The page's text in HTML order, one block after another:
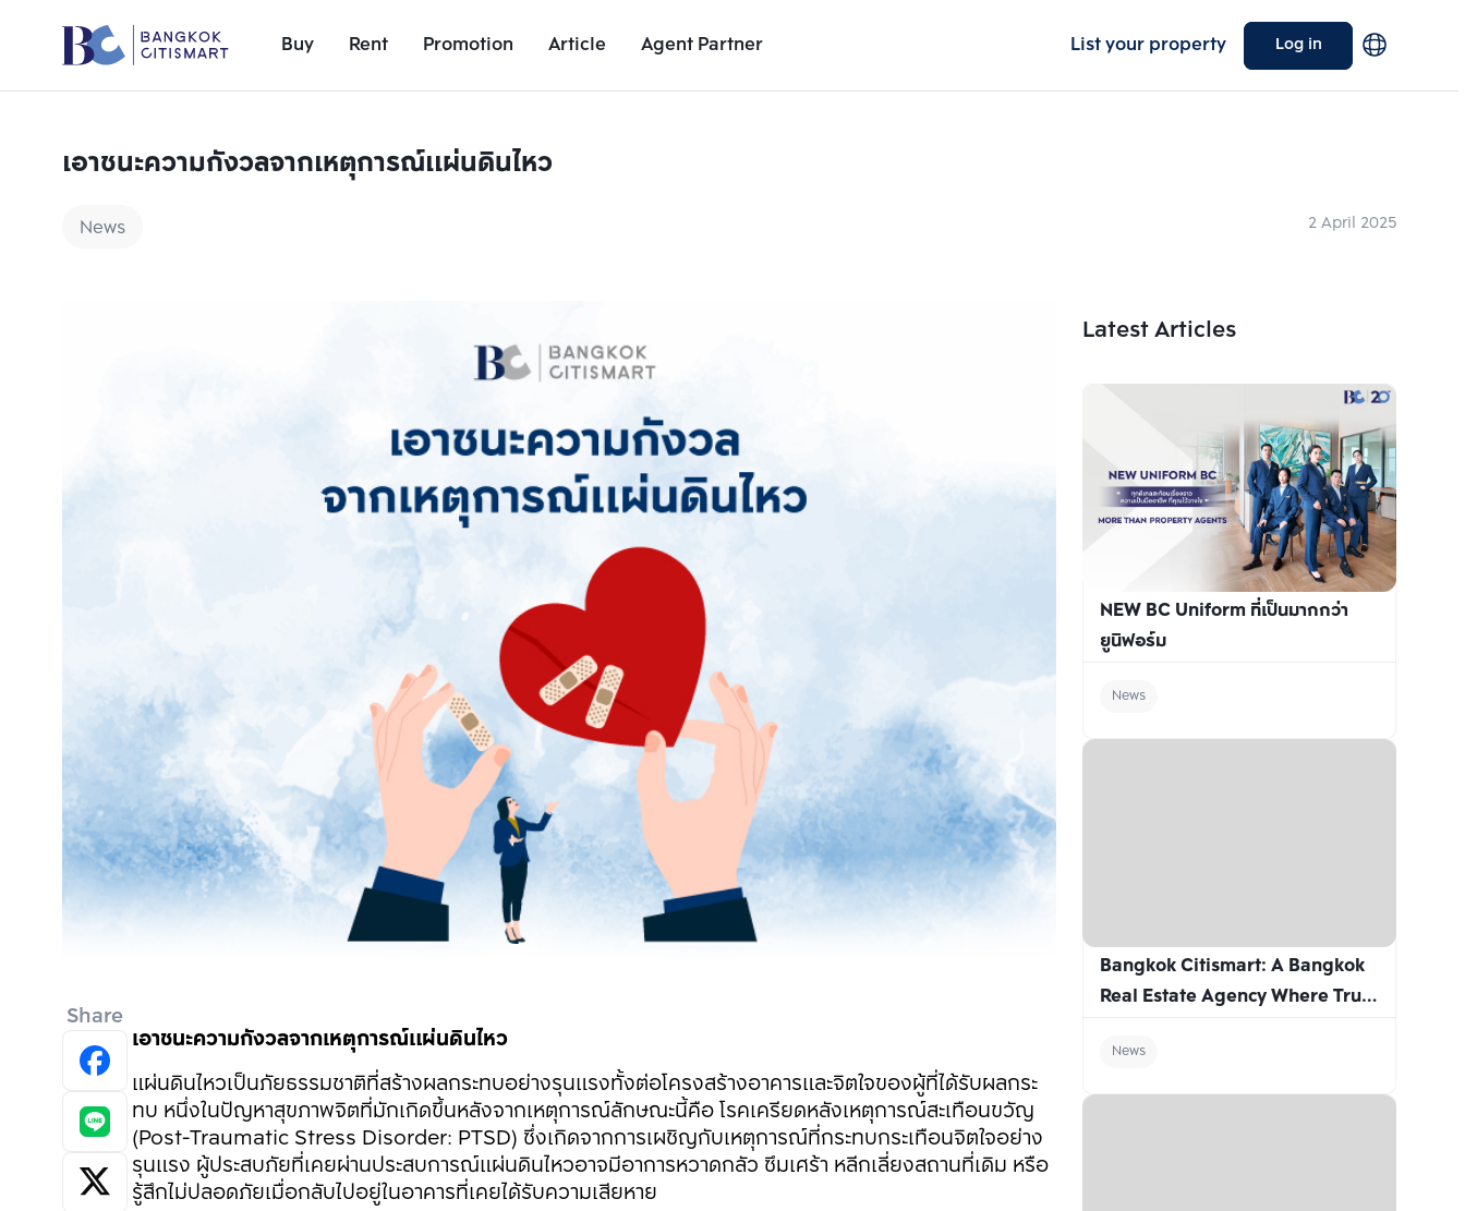
Buy Rent Promotion Article Agent Partner List your property Log in
เอาชนะความกังวลจากเหตุการณ์แผ่นดินไหว
News 2 April 2025
Share
เอาชนะความกังวลจากเหตุการณ์แผ่นดินไหว
แผ่นดินไหวเป็นภัยธรรมชาติที่สร้างผลกระทบอย่างรุนแรงทั้งต่อโครงสร้างอาคารและจิตใจของผู้ที่ได้รับผลกระ
ทบ หนึ่งในปัญหาสุขภาพจิตที่มักเกิดขึ้นหลังจากเหตุการณ์ลักษณะนี้คือ โรคเครียดหลังเหตุการณ์สะเทือนขวัญ
(Post-Traumatic Stress Disorder: PTSD) ซึ่งเกิดจากการเผชิญกับเหตุการณ์ที่กระทบกระเทือนจิตใจอย่าง
รุนแรง ผู้ประสบภัยที่เคยผ่านประสบการณ์แผ่นดินไหวอาจมีอาการหวาดกลัว ซึมเศร้า หลีกเลี่ยงสถานที่เดิม หรือ
รู้สึกไม่ปลอดภัยเมื่อกลับไปอยู่ในอาคารที่เคยได้รับความเสียหาย
Latest Articles
NEW BC Uniform ที่เป็นมากกว่า
ยูนิฟอร์ม
News
Bangkok Citismart: A Bangkok
Real Estate Agency Where Trust
News